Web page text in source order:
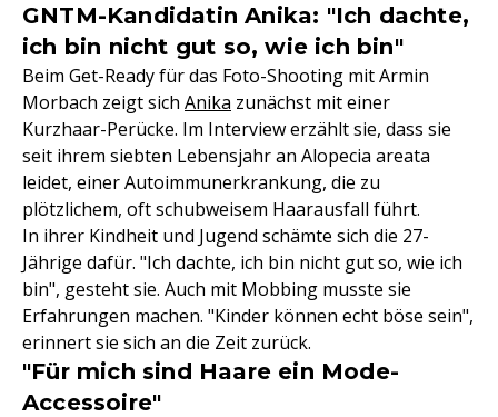
GNTM-Kandidatin Anika: "Ich dachte,
ich bin nicht gut so, wie ich bin"
Beim Get-Ready für das Foto-Shooting mit Armin
Morbach zeigt sich Anika zunächst mit einer
Kurzhaar-Perücke. Im Interview erzählt sie, dass sie
seit ihrem siebten Lebensjahr an Alopecia areata
leidet, einer Autoimmunerkrankung, die zu
plötzlichem, oft schubweisem Haarausfall führt.
In ihrer Kindheit und Jugend schämte sich die 27-
Jährige dafür. "Ich dachte, ich bin nicht gut so, wie ich
bin", gesteht sie. Auch mit Mobbing musste sie
Erfahrungen machen. "Kinder können echt böse sein",
erinnert sie sich an die Zeit zurück.
"Für mich sind Haare ein Mode-
Accessoire"